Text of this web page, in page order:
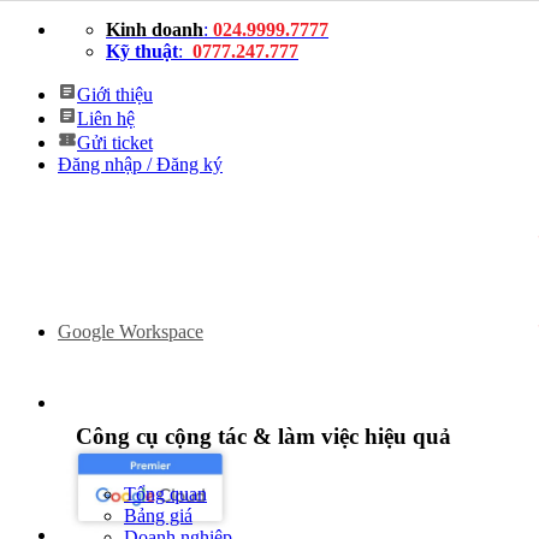
dung
Kinh doanh: 024.9999.7777
Kỹ thuật: 0777.247.777
Giới thiệu
Liên hệ
Gửi ticket
Đăng nhập / Đăng ký
Google Workspace
Công cụ cộng tác & làm việc hiệu quả
Tổng quan
Bảng giá